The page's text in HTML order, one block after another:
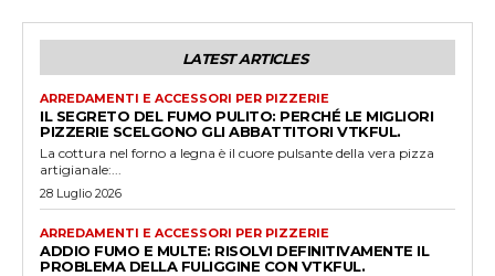
LATEST ARTICLES
ARREDAMENTI E ACCESSORI PER PIZZERIE
IL SEGRETO DEL FUMO PULITO: PERCHÉ LE MIGLIORI
PIZZERIE SCELGONO GLI ABBATTITORI VTKFUL.
La cottura nel forno a legna è il cuore pulsante della vera pizza
artigianale:...
28 Luglio 2026
ARREDAMENTI E ACCESSORI PER PIZZERIE
ADDIO FUMO E MULTE: RISOLVI DEFINITIVAMENTE IL
PROBLEMA DELLA FULIGGINE CON VTKFUL.